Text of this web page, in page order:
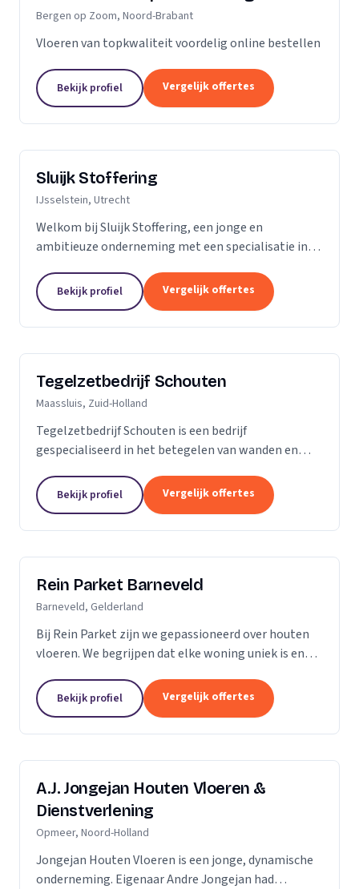
Bergen op Zoom, Noord-Brabant
Vloeren van topkwaliteit voordelig online bestellen
Bekijk profiel Vergelijk offertes
Sluijk Stoffering
IJsselstein, Utrecht
Welkom bij Sluijk Stoffering, een jonge en
ambitieuze onderneming met een specialisatie in
kunnen we zeggen dat we al 20 jaar onze expertise...
Bekijk profiel Vergelijk offertes
Tegelzetbedrijf Schouten
Maassluis, Zuid-Holland
Tegelzetbedrijf Schouten is een bedrijf
gespecialiseerd in het betegelen van wanden en
bedrijven als particulieren. Nieuwbouw- of
renovatieprojecten,...
Bekijk profiel Vergelijk offertes
Rein Parket Barneveld
Barneveld, Gelderland
Bij Rein Parket zijn we gepassioneerd over houten
vloeren. We begrijpen dat elke woning uniek is en
past bij uw stijl en behoeften. Of u nu op zoek...
Bekijk profiel Vergelijk offertes
A.J. Jongejan Houten Vloeren &
Dienstverlening
Opmeer, Noord-Holland
Jongejan Houten Vloeren is een jonge, dynamische
onderneming. Eigenaar Andre Jongejan had